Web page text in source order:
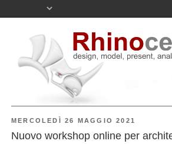
MERCOLEDÌ 26 MAGGIO 2021
Nuovo workshop online per